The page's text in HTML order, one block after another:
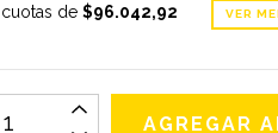
cuotas de $96.042,92 VER